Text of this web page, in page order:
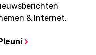
& Internet.